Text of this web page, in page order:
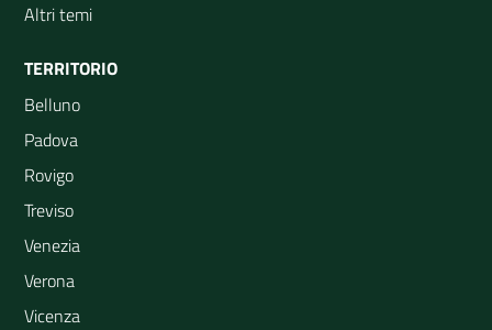
Altri temi
TERRITORIO
Belluno
Padova
Rovigo
Treviso
Venezia
Verona
Vicenza